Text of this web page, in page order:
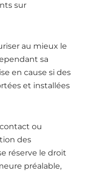
sur
au mieux le
sa
en cause si des
et installées
ou
des
réserve le droit
préalable,